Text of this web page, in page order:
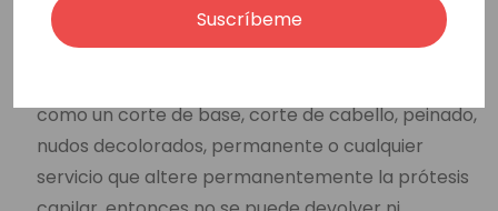
artículo devuelto no está en su estado y embalaje
originales.
como un corte de base, corte de cabello, peinado,
nudos decolorados, permanente o cualquier
servicio que altere permanentemente la prótesis
Suscríbeme